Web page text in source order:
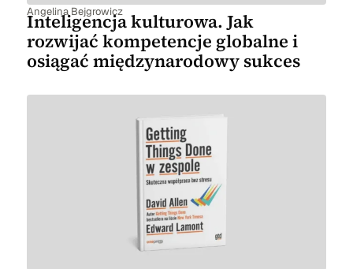
Angelina Bejgrowicz
Inteligencja kulturowa. Jak
rozwijać kompetencje globalne i
osiągać międzynarodowy sukces